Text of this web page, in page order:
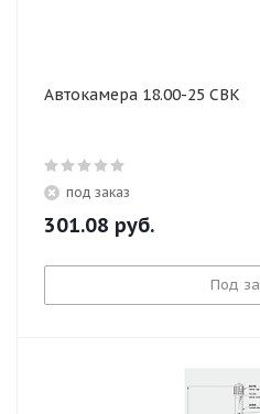
Автокамера 18.00-25 СВК
под заказ
301.08 руб.
Под